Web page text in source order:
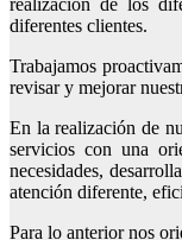
realización de los
diferentes clientes.
Trabajamos
revisar y mejorar
En la realización de
servicios con una
necesidades,
atención diferente,
Para lo anterior nos